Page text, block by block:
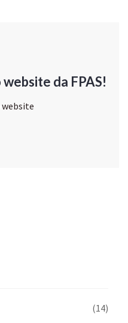
da FPAS!
website
(14)